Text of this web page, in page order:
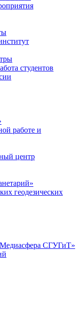
студентов
работе и
центр
геодезических
СГУГиТ»